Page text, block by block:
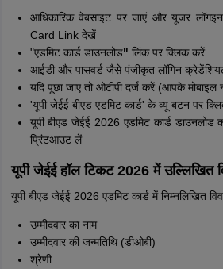
आधिकारिक वेबसाइट पर जाएं और यूजर
Card Link देखें
"एडमिट कार्ड डाउनलोड" लिंक पर क्लिक करें
आईडी और पासवर्ड जैसे पंजीकृत लॉगिन
यदि पूछा जाए तो ओटीपी दर्ज करें (आपके मोबाइल
'यूपी जेईई बीएड एडमिट कार्ड' के व्यू बटन पर
यूपी बीएड जेईई 2026 एडमिट कार्ड डाउनलोड
प्रिंटआउट लें
यूपी जेईई हॉल टिकट 2026 में उल्लिखित
यूपी बीएड जेईई 2026 एडमिट कार्ड में निम्नलिखित
उम्मीदवार का नाम
उम्मीदवार की जन्मतिथि (डीओबी)
श्रेणी